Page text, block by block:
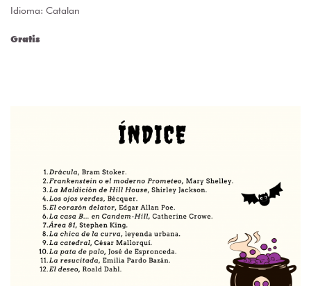
Idioma: Catalan
Gratis